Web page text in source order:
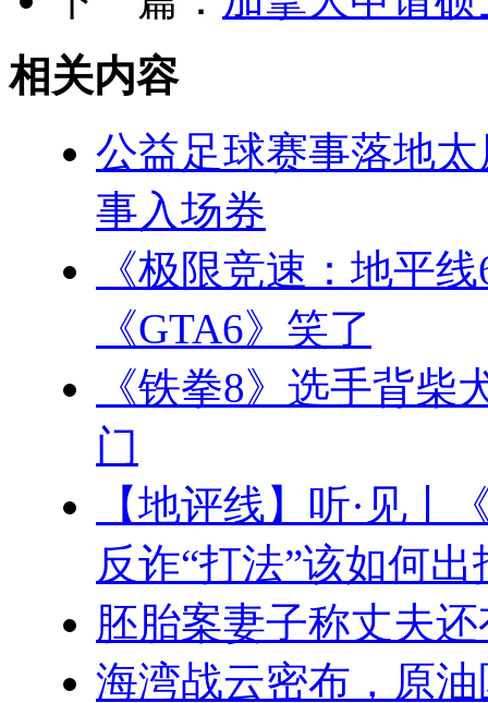
相关内容
公益足球赛事落地
事入场券
《极限竞速：地平
《GTA6》笑了
《铁拳8》选手背
门
【地评线】听·见丨
反诈“打法”该如何出
胚胎案妻子称丈夫
海湾战云密布，原